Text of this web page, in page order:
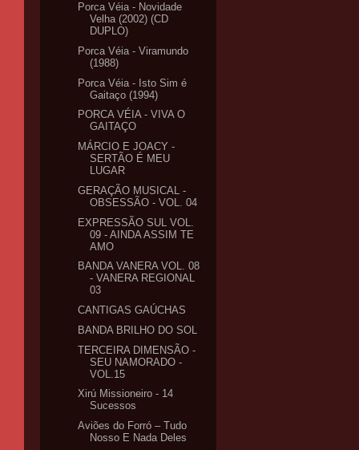
Porca Véia - Novidade
Velha (2002) (CD
DUPLO)
Porca Véia - Viramundo
(1988)
Porca Véia - Isto Sim é
Gaitaço (1994)
PORCA VÉIA - VIVA O
GAITAÇO
MÁRCIO E JOACY -
SERTÃO É MEU
LUGAR
GERAÇÃO MUSICAL -
OBSESSÃO - VOL. 04
EXPRESSÃO SUL VOL.
09 - AINDA ASSIM TE
AMO
BANDA VANERA VOL. 08
- VANERA REGIONAL
03
CANTIGAS GAÚCHAS
BANDA BRILHO DO SOL
TERCEIRA DIMENSÃO -
SEU NAMORADO -
VOL.15
Xirú Missioneiro - 14
Sucessos
Aviões do Forró – Tudo
Nosso E Nada Deles